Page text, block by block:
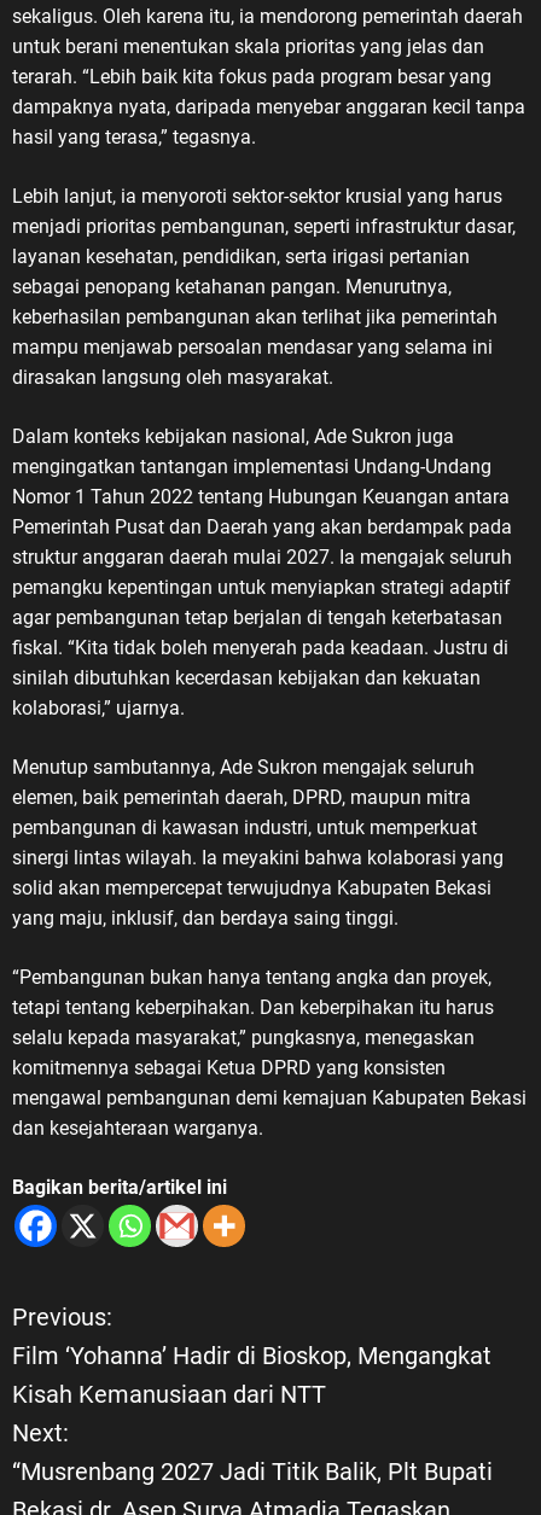
sekaligus. Oleh karena itu, ia mendorong pemerintah daerah
untuk berani menentukan skala prioritas yang jelas dan
terarah. “Lebih baik kita fokus pada program besar yang
dampaknya nyata, daripada menyebar anggaran kecil tanpa
hasil yang terasa,” tegasnya.
Lebih lanjut, ia menyoroti sektor-sektor krusial yang harus
menjadi prioritas pembangunan, seperti infrastruktur dasar,
layanan kesehatan, pendidikan, serta irigasi pertanian
sebagai penopang ketahanan pangan. Menurutnya,
keberhasilan pembangunan akan terlihat jika pemerintah
mampu menjawab persoalan mendasar yang selama ini
dirasakan langsung oleh masyarakat.
Dalam konteks kebijakan nasional, Ade Sukron juga
mengingatkan tantangan implementasi Undang-Undang
Nomor 1 Tahun 2022 tentang Hubungan Keuangan antara
Pemerintah Pusat dan Daerah yang akan berdampak pada
struktur anggaran daerah mulai 2027. Ia mengajak seluruh
pemangku kepentingan untuk menyiapkan strategi adaptif
agar pembangunan tetap berjalan di tengah keterbatasan
fiskal. “Kita tidak boleh menyerah pada keadaan. Justru di
sinilah dibutuhkan kecerdasan kebijakan dan kekuatan
kolaborasi,” ujarnya.
Menutup sambutannya, Ade Sukron mengajak seluruh
elemen, baik pemerintah daerah, DPRD, maupun mitra
pembangunan di kawasan industri, untuk memperkuat
sinergi lintas wilayah. Ia meyakini bahwa kolaborasi yang
solid akan mempercepat terwujudnya Kabupaten Bekasi
yang maju, inklusif, dan berdaya saing tinggi.
“Pembangunan bukan hanya tentang angka dan proyek,
tetapi tentang keberpihakan. Dan keberpihakan itu harus
selalu kepada masyarakat,” pungkasnya, menegaskan
komitmennya sebagai Ketua DPRD yang konsisten
mengawal pembangunan demi kemajuan Kabupaten Bekasi
dan kesejahteraan warganya.
Bagikan berita/artikel ini
N
a
v
i
Previous:
Film ‘Yohanna’ Hadir di Bioskop, Mengangkat
Kisah Kemanusiaan dari NTT
Next:
“Musrenbang 2027 Jadi Titik Balik, Plt Bupati